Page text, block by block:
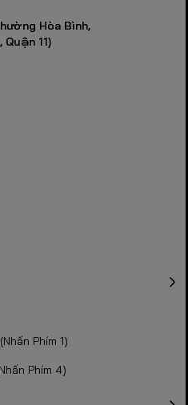
Hòa Bình,
11)
Phím 1)
Phím 4)